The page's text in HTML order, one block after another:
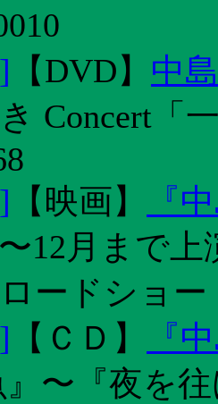
【DVD】 中
き Concert
【 映画】
『
12月まで
ードショー
【 ＣＤ 】
『
〜『夜を